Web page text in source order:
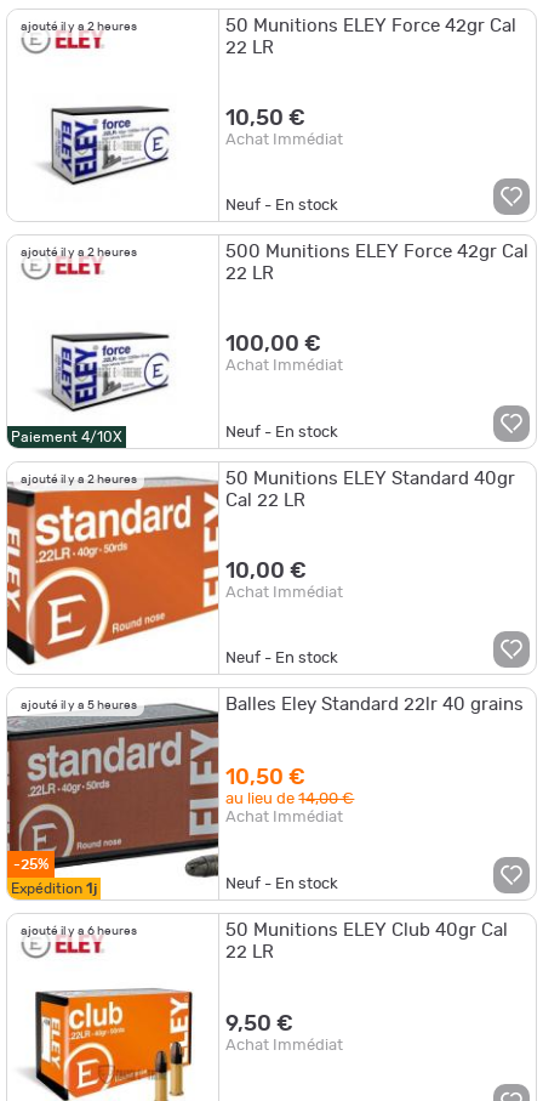
ajouté il y a 2 heures
50 Munitions ELEY Force 42gr Cal
22 LR
10,50 €
Achat Immédiat
Neuf - En stock
ajouté il y a 2 heures
Paiement 4/10X
500 Munitions ELEY Force 42gr Cal
22 LR
100,00 €
Achat Immédiat
Neuf - En stock
ajouté il y a 2 heures
50 Munitions ELEY Standard 40gr
Cal 22 LR
10,00 €
Achat Immédiat
Neuf - En stock
ajouté il y a 5 heures
-25%
Expédition 1j
Balles Eley Standard 22lr 40 grains
10,50 €
au lieu de14,00 €
Achat Immédiat
Neuf - En stock
ajouté il y a 6 heures
50 Munitions ELEY Club 40gr Cal
22 LR
9,50 €
Achat Immédiat